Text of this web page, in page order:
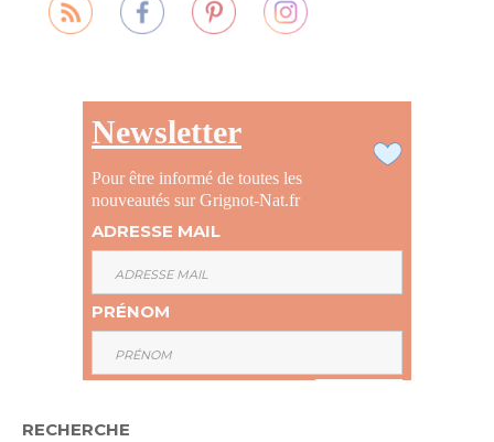
Newsletter
Pour être informé de toutes les
nouveautés sur Grignot-Nat.fr
ADRESSE MAIL
PRÉNOM
RECHERCHE